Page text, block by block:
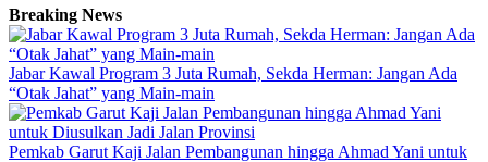
Breaking News
Jabar Kawal Program 3 Juta Rumah, Sekda Herman: Jangan Ada
“Otak Jahat” yang Main-main
Pemkab Garut Kaji Jalan Pembangunan hingga Ahmad Yani untuk